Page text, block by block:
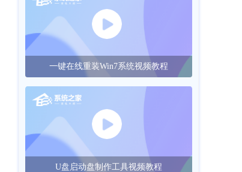
一键在线重装Win7系统视频教程
U盘启动盘制作工具视频教程